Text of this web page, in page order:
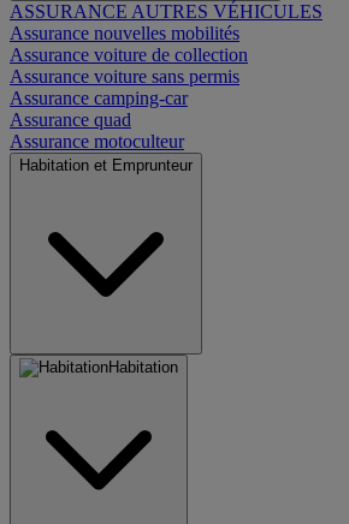
ASSURANCE AUTRES VÉHICULES
Assurance nouvelles mobilités
Assurance voiture de collection
Assurance voiture sans permis
Assurance camping-car
Assurance quad
Assurance motoculteur
Habitation et Emprunteur
Habitation